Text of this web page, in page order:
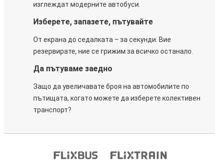
изглеждат модерните автобуси.
Изберете, запазете, пътувайте
От екрана до седалката – за секунди. Вие
резервирате, ние се грижим за всичко останало.
Да пътуваме заедно
Защо да увеличавате броя на автомобилите по
пътищата, когато можете да изберете колективен
транспорт?